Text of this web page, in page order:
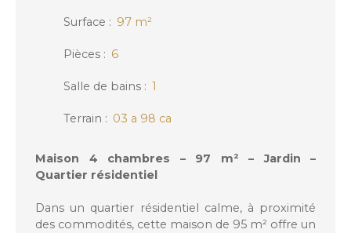
Surface : 97 m²
Pièces : 6
Salle de bains : 1
Terrain : 03 a 98 ca
Maison 4 chambres – 97 m² – Jardin –
Quartier résidentiel
Dans un quartier résidentiel calme, à proximité
des commodités, cette maison de 95 m² offre un